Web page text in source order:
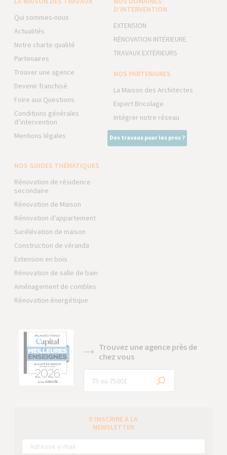
Qui sommes-nous
Actualités
Notre charte qualité
Partenaires
Trouver une agence
Devenir franchisé
Foire aux Questions
Conditions générales
d’intervention
Mentions légales
D’INTERVENTION
EXTENSION
RÉNOVATION INTÉRIEURE
TRAVAUX EXTÉRIEURS
NOS PARTENAIRES
La Maison des Architectes
Expert Bricolage
Intégrer notre réseau
Des travaux pour les pros ?
NOS GUIDES THÉMATIQUES
Rénovation de résidence
secondaire
Rénovation de Maison
Rénovation d'appartement
Surélévation de maison
Construction de véranda
Extension en bois
Rénovation de salle de bain
Aménagement de combles
Rénovation énergétique
Trouvez une agence près de
chez vous
S’INSCRIRE À LA
NEWSLETTER